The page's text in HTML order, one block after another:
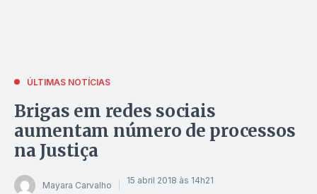
ÚLTIMAS NOTÍCIAS
Brigas em redes sociais
aumentam número de processos
na Justiça
Mayara Carvalho 15 abril 2018 às 14h21